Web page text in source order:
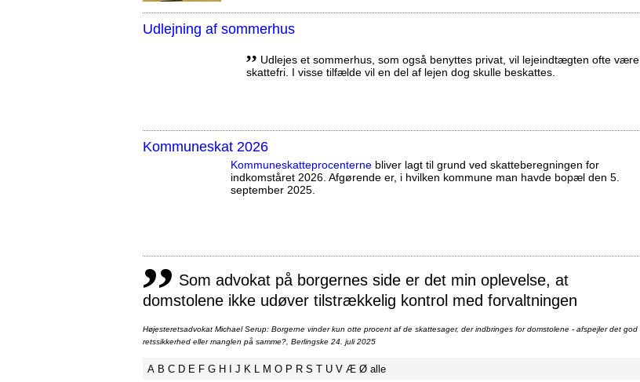
Udlejning af sommerhus
,, Udlejes et sommerhus, som også benyttes privat, vil lejeindtægten ofte være
skattefri. I visse tilfælde vil en del af lejen dog skulle beskattes.
Kommuneskat 2026
Kommuneskatte­procenterne bliver lagt til grund ved skatteberegningen for
indkomståret 2026. Afgørende er, i hvilken kommune man havde bopæl den 5.
september 2025.
,, Som advokat på borgernes side er det min oplevelse, at
domstolene ikke udøver tilstrækkelig kontrol med forvaltningen
Højesteretsadvokat Michael Serup: Borgerne vinder kun otte procent af de skattesager, der indbringes for domstolene - afspejler det god
retssikkerhed eller manglen på samme?, Berlingske 24. juli 2025
A B C D E F G H I J K L M O P R S T U V Æ Ø alle